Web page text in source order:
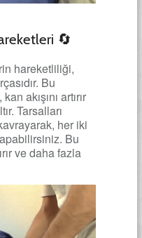
🔄
hareketliliği,
Bu
akışını artırır
Tarsalları
her iki
Bu
ve daha fazla